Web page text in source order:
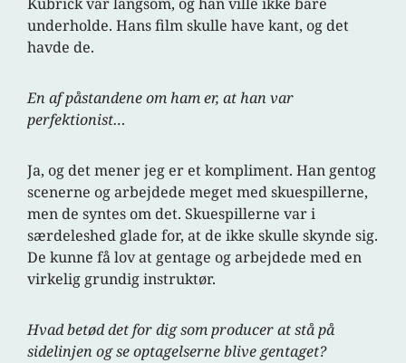
underholde. Hans film skulle have kant, og det
havde de.
En af påstandene om ham er, at han var
perfektionist…
Ja, og det mener jeg er et kompliment. Han gentog
scenerne og arbejdede meget med skuespillerne,
men de syntes om det. Skuespillerne var i
særdeleshed glade for, at de ikke skulle skynde sig.
De kunne få lov at gentage og arbejdede med en
virkelig grundig instruktør.
Hvad betød det for dig som producer at stå på
sidelinjen og se optagelserne blive gentaget?